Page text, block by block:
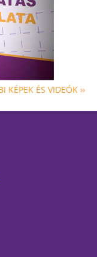
KÉPEK ÉS VIDEÓK ››